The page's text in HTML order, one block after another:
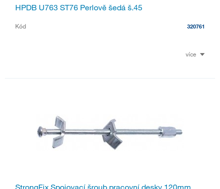
HPDB U763 ST76 Perlově šedá š.45
Kód 320761
více
StrongFix Spojovací šroub pracovní desky 120mm